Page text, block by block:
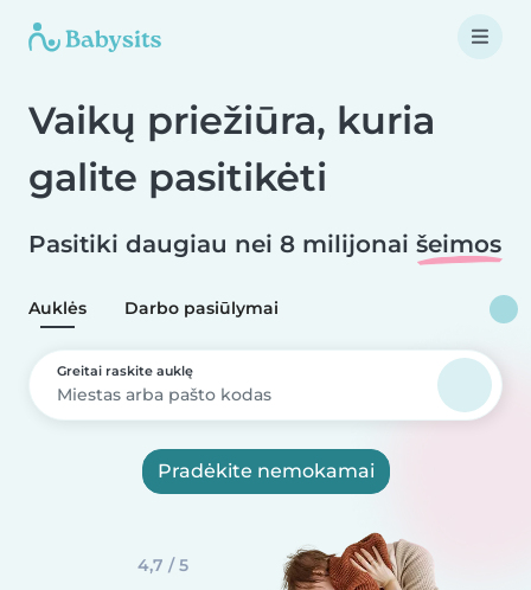
Vaikų priežiūra, kuria
galite pasitikėti
Pasitiki daugiau nei 8 milijonai šeimos
Auklės Darbo pasiūlymai
Greitai raskite auklę
Pradėkite nemokamai
4,7 / 5